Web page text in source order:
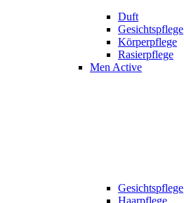
Duft
Gesichtspflege
Körperpflege
Rasierpflege
Men Active
Gesichtspflege
Haarpflege